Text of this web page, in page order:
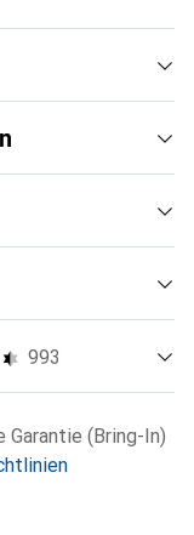
993
Garantie (Bring-In)